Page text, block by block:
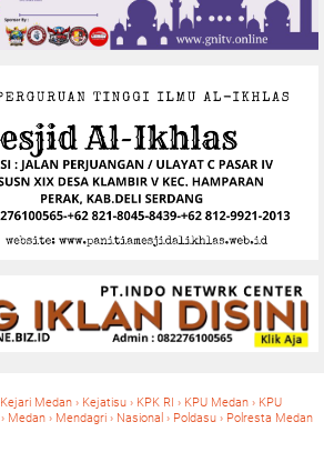
Kejari Medan › Kejatisu › KPK RI › KPU Medan › KPU
› Medan › Mendagri › Nasional › Poldasu › Polresta Medan